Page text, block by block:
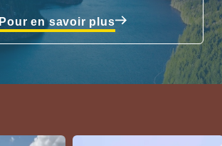
Pour en savoir plus